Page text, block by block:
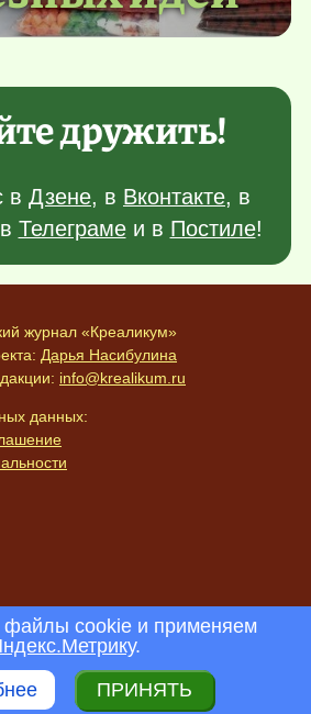
дружить!
в Дзене, в Вконтакте, в
Телеграмеи в Постиле!
журнал «Креаликум»
Дарья Насибулина
info@krealikum.ru
данных:
cookie и применяем
.
ПРИНЯТЬ